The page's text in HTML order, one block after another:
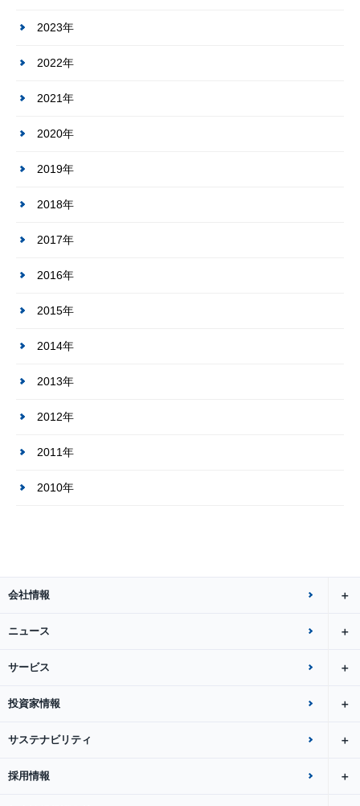
2023年
2022年
2021年
2020年
2019年
2018年
2017年
2016年
2015年
2014年
2013年
2012年
2011年
2010年
会社情報
ニュース
サービス
投資家情報
サステナビリティ
採用情報